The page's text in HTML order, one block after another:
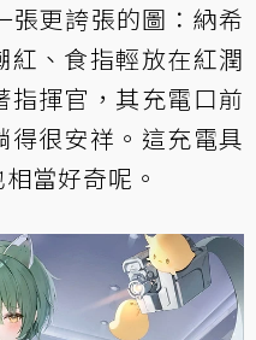
張更誇張的圖：納希
紅、食指輕放在紅潤
指揮官，其充電口前
得很安祥。這充電具
當好奇呢。